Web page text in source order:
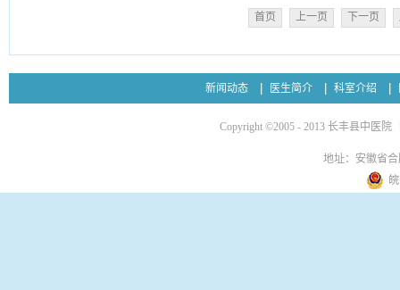
首页 上一页 下一页
新闻动态 医生简介 科室介绍
Copyright ©2005 - 2013 长丰县中医院
地址：安徽省